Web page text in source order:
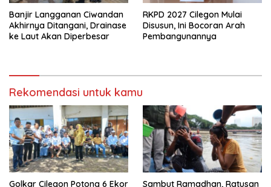
Banjir Langganan Ciwandan
Akhirnya Ditangani, Drainase
ke Laut Akan Diperbesar
RKPD 2027 Cilegon Mulai
Disusun, Ini Bocoran Arah
Pembangunannya
Rekomendasi untuk kamu
Golkar Cilegon Potong 6 Ekor
Sambut Ramadhan, Ratusan